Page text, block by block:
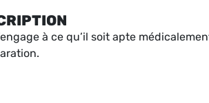
à ce qu’il soit apte